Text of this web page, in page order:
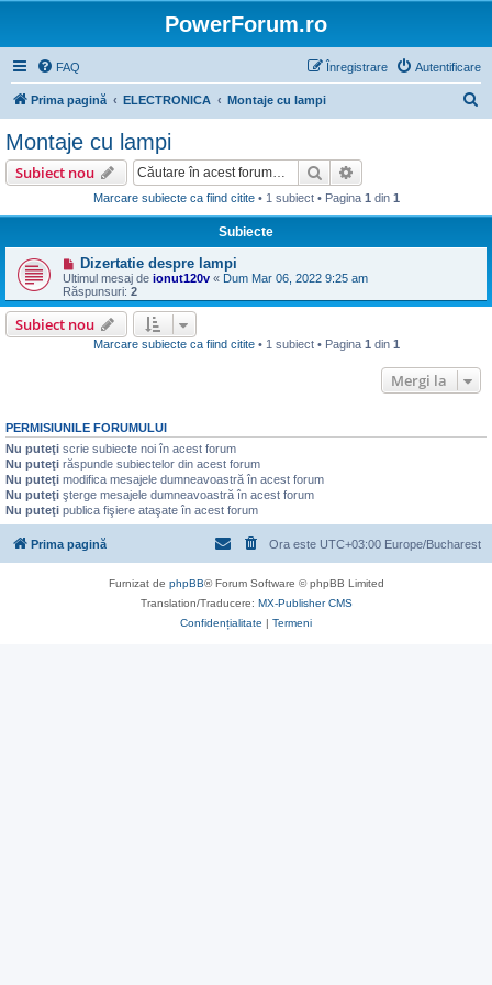
PowerForum.ro
FAQ Autentificare
Înregistrare
Prima pagină ELECTRONICA Montaje cu lampi
Montaje cu lampi
Subiect nou Căutare
Marcare subiecte ca fiind citite• 1 subiect • Pagina 1 din 1
Subiecte
Dizertatie despre lampi
Ultimul mesaj de ionut120v « Dum Mar 06, 2022 9:25 am
Răspunsuri: 2
Subiect nou
Marcare subiecte ca fiind citite• 1 subiect • Pagina 1 din 1
Mergi la
PERMISIUNILE FORUMULUI
Nu puteţi scrie subiecte noi în acest forum
Nu puteţi răspunde subiectelor din acest forum
Nu puteţi modifica mesajele dumneavoastră în acest forum
Nu puteţi şterge mesajele dumneavoastră în acest forum
Nu puteţi publica fişiere ataşate în acest forum
Prima pagină Ora este UTC+03:00 Europe/Bucharest
Furnizat de phpBB® Forum Software © phpBB Limited
Translation/Traducere: MX-Publisher CMS
Confidențialitate | Termeni